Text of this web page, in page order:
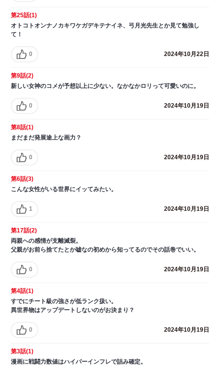
第25話(1)
オトコトオンナノカキワケガデキテナイネ、弓月光先生とか見て勉強し
て！
0 2024年10月22日
第9話(2)
新しい女神のコメが予想以上に少ない。なかなかロリって可愛いのに。
0 2024年10月19日
第8話(1)
まだまだ発展途上な画力？
0 2024年10月19日
第6話(3)
こんな女性がいる世界にイッてみたい。
1 2024年10月19日
第17話(2)
両親への感情が支離滅裂。
父親がお前ら捨てたとか嘘なの初めから知ってるのでその話巻でいい。
0 2024年10月19日
第4話(1)
すでにチート級の強さが低ランク扱い。
異世界物はアップデートしないのがお決まり？
0 2024年10月19日
第3話(1)
漫画に戦闘力数値はハイパーインフレで詰み確定。